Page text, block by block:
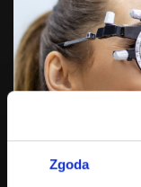
Zgoda